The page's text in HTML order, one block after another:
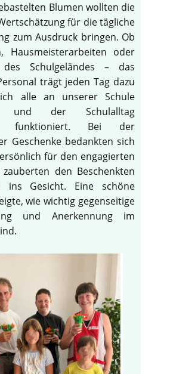
Blumen wollten die
für die tägliche
zum Ausdruck bringen. Ob
Hausmeisterarbeiten oder
Schulgeländes – das
trägt jeden Tag dazu
alle an unserer Schule
und der Schulalltag
funktioniert. Bei der
Geschenke bedankten sich
für den engagierten
den Beschenkten
ins Gesicht. Eine schöne
wie wichtig gegenseitige
und Anerkennung im